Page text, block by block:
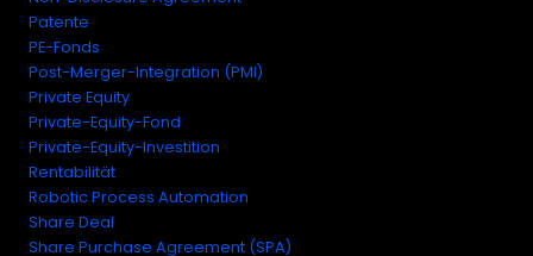
Patente
PE-Fonds
Post-Merger-Integration (PMI)
Private Equity
Private-Equity-Fond
Private-Equity-Investition
Rentabilität
Robotic Process Automation
Share Deal
Share Purchase Agreement (SPA)